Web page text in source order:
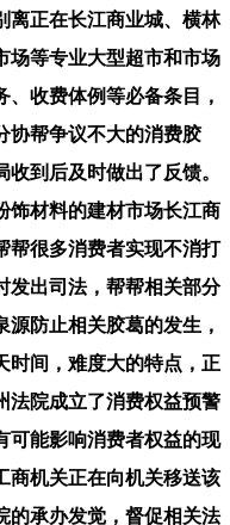
离正在长江商业城、横林
场等专业大型超市和市场
收费体例等必备条目，
协帮争议不大的消费胶
到后及时做出了反馈。
饰材料的建材市场长江商
帮很多消费者实现不消打
发出司法，帮帮相关部分
防止相关胶葛的发生，
时间，难度大的特点，正
法院成立了消费权益预警
可能影响消费者权益的现
商机关正在向机关移送该
的承办发觉，督促相关法